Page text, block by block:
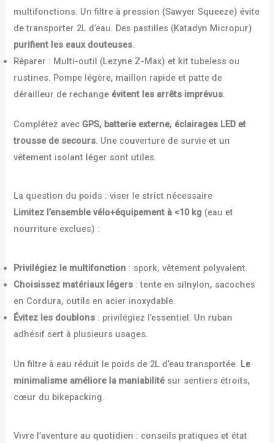
multifonctions. Un filtre à pression (Sawyer Squeeze) évite
de transporter 2L d’eau. Des pastilles (Katadyn Micropur)
purifient les eaux douteuses.
Réparer : Multi-outil (Lezyne Z-Max) et kit tubeless ou
rustines. Pompe légère, maillon rapide et patte de
dérailleur de rechange évitent les arrêts imprévus.
Complétez avec GPS, batterie externe, éclairages LED et
trousse de secours. Une couverture de survie et un
vêtement isolant léger sont utiles.
La question du poids : viser le strict nécessaire
Limitez l’ensemble vélo+équipement à <10 kg (eau et
nourriture exclues) :
Privilégiez le multifonction : spork, vêtement polyvalent.
Choisissez matériaux légers : tente en silnylon, sacoches
en Cordura, outils en acier inoxydable.
Évitez les doublons : privilégiez l’essentiel. Un ruban
adhésif sert à plusieurs usages.
Un filtre à eau réduit le poids de 2L d’eau transportée. Le
minimalisme améliore la maniabilitésur sentiers étroits,
cœur du bikepacking.
Vivre l’aventure au quotidien : conseils pratiques et état